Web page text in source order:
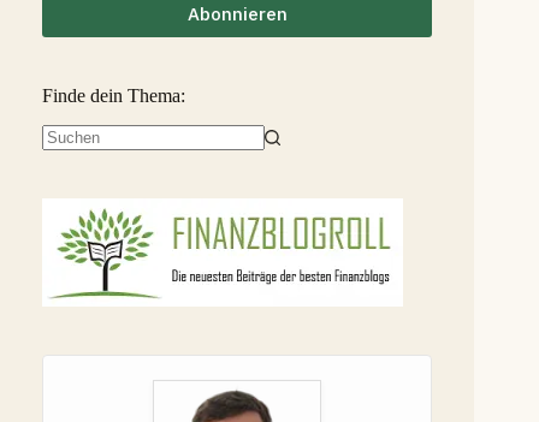
Abonnieren
Finde dein Thema: